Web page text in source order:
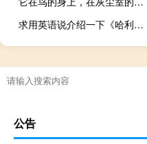
求用英语说介绍一下《哈利波特》里赫敏
公告